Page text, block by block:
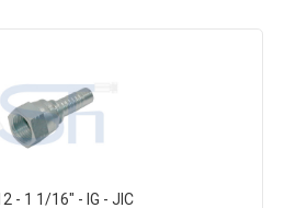
- 1 1/16" - IG - JIC